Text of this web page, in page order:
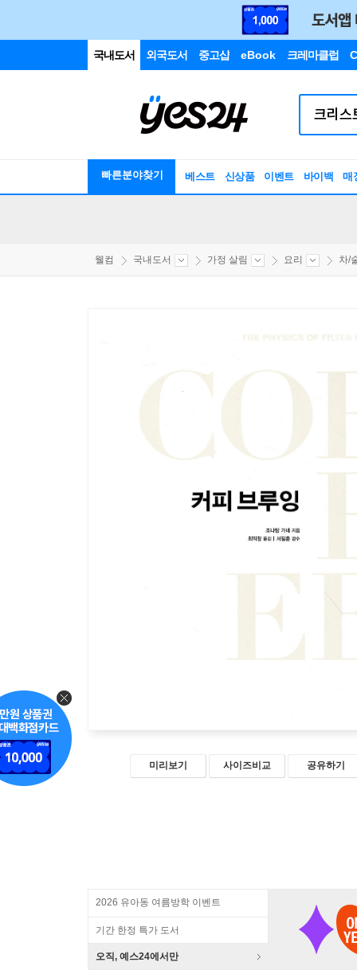
국내도서 외국도서 중고샵 eBook 크레마클럽
빠른분야찾기 베스트 신상품 이벤트 바이백 매
웰컴 국내도서 가정 살림 요리 차/
미리보기 사이즈비교 공유하기
2026 유아동 여름방학 이벤트
기간 한정 특가 도서
오직, 예스24에서만